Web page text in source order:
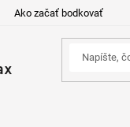
Ako začať bodkovať